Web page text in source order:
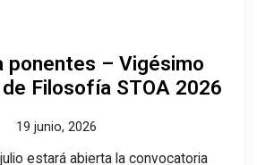
ponentes – Vigésimo
Filosofía STOA 2026
19 junio, 2026
estará abierta la convocatoria